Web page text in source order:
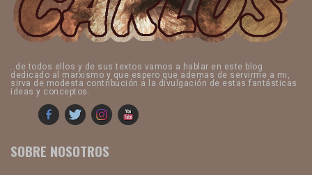
..de todos ellos y de sus textos vamos a hablar en este blog
dedicado al marxismo y que espero que ademas de servirme a mi,
sirva de modesta contribución a la divulgación de estas fantásticas
ideas y conceptos.
SOBRE NOSOTROS